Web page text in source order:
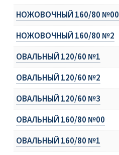
НОЖОВОЧНЫЙ 160/80 №00
НОЖОВОЧНЫЙ 160/80 №2
ОВАЛЬНЫЙ 120/60 №1
ОВАЛЬНЫЙ 120/60 №2
ОВАЛЬНЫЙ 120/60 №3
ОВАЛЬНЫЙ 160/80 №00
ОВАЛЬНЫЙ 160/80 №1